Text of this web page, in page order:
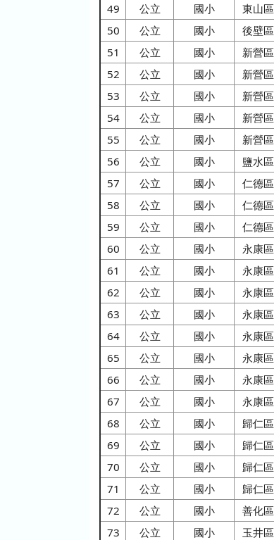
49
公立 國小 東山區
50
公立 國小 後壁區
51
公立 國小 新營區
52
公立 國小 新營區
53
公立 國小 新營區
54
公立 國小 新營區
55
公立 國小 新營區
56
公立 國小 鹽水區
57
公立 國小 仁德區
58
公立 國小 仁德區
59
公立 國小 仁德區
60
公立 國小 永康區
61
公立 國小 永康區
62
公立 國小 永康區
63
公立 國小 永康區
64
公立 國小 永康區
65
公立 國小 永康區
66
公立 國小 永康區
67
公立 國小 永康區
68
公立 國小 歸仁區
69
公立 國小 歸仁區
70
公立 國小 歸仁區
71
公立 國小 歸仁區
72
公立 國小 善化區
73
公立 國小 玉井區